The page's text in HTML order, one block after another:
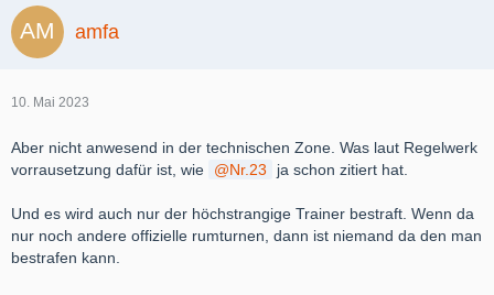
amfa
10. Mai 2023
Aber nicht anwesend in der technischen Zone. Was laut Regelwerk
vorrausetzung dafür ist, wie
Nr.23 ja schon zitiert hat.
Und es wird auch nur der höchstrangige Trainer bestraft. Wenn da
nur noch andere offizielle rumturnen, dann ist niemand da den man
bestrafen kann.